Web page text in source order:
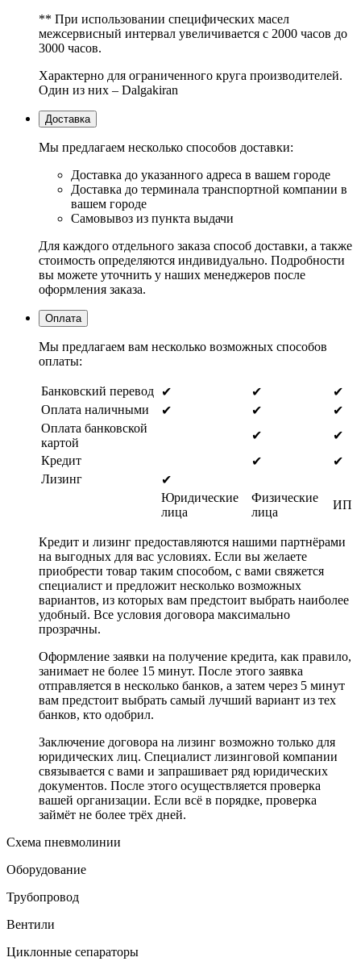
** При использовании специфических масел
межсервисный интервал увеличивается с 2000 часов до
3000 часов.
Характерно для ограниченного круга производителей.
Один из них – Dalgakiran
Доставка
Мы предлагаем несколько способов доставки:
Доставка до указанного адреса в вашем городе
Доставка до терминала транспортной компании в
вашем городе
Самовывоз из пункта выдачи
Для каждого отдельного заказа способ доставки, а также
стоимость определяются индивидуально. Подробности
вы можете уточнить у наших менеджеров после
оформления заказа.
Оплата
Мы предлагаем вам несколько возможных способов
оплаты:
Банковский перевод ✔ ✔
✔
Оплата наличными
✔ ✔
✔
Оплата банковской
картой
✔
✔
Кредит
✔
✔
Лизинг
✔
Юридические
лица
Физические
лица
ИП
Кредит и лизинг предоставляются нашими партнёрами
на выгодных для вас условиях. Если вы желаете
приобрести товар таким способом, с вами свяжется
специалист и предложит несколько возможных
вариантов, из которых вам предстоит выбрать наиболее
удобный. Все условия договора максимально
прозрачны.
Оформление заявки на получение кредита, как правило,
занимает не более 15 минут. После этого заявка
отправляется в несколько банков, а затем через 5 минут
вам предстоит выбрать самый лучший вариант из тех
банков, кто одобрил.
Заключение договора на лизинг возможно только для
юридических лиц. Специалист лизинговой компании
связывается с вами и запрашивает ряд юридических
документов. После этого осуществляется проверка
вашей организации. Если всё в порядке, проверка
займёт не более трёх дней.
Схема пневмолинии
Оборудование
Трубопровод
Вентили
Циклонные сепараторы